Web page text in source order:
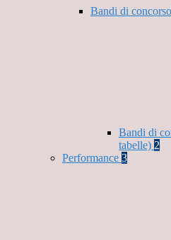
Bandi di concorso
Bandi di
tabelle) 2
Performance 3